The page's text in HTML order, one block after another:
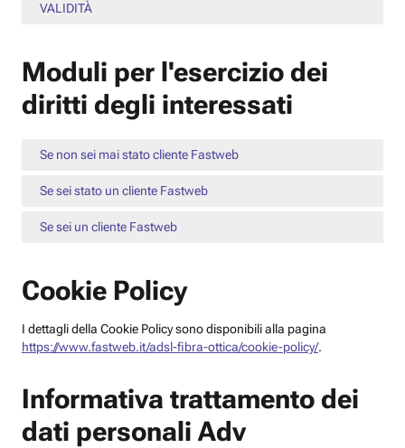
VALIDITÀ
Moduli per l'esercizio dei
diritti degli interessati
Se non sei mai stato cliente Fastweb
Se sei stato un cliente Fastweb
Se sei un cliente Fastweb
Cookie Policy
I dettagli della Cookie Policy sono disponibili alla pagina
https://www.fastweb.it/adsl-fibra-ottica/cookie-policy/.
Informativa trattamento dei
dati personali Adv